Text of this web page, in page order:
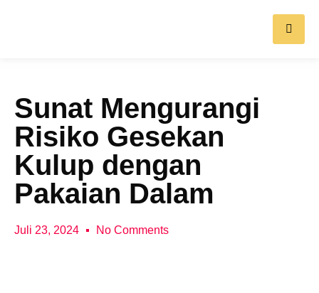
Sunat Mengurangi
Risiko Gesekan
Kulup dengan
Pakaian Dalam
Juli 23, 2024 No Comments